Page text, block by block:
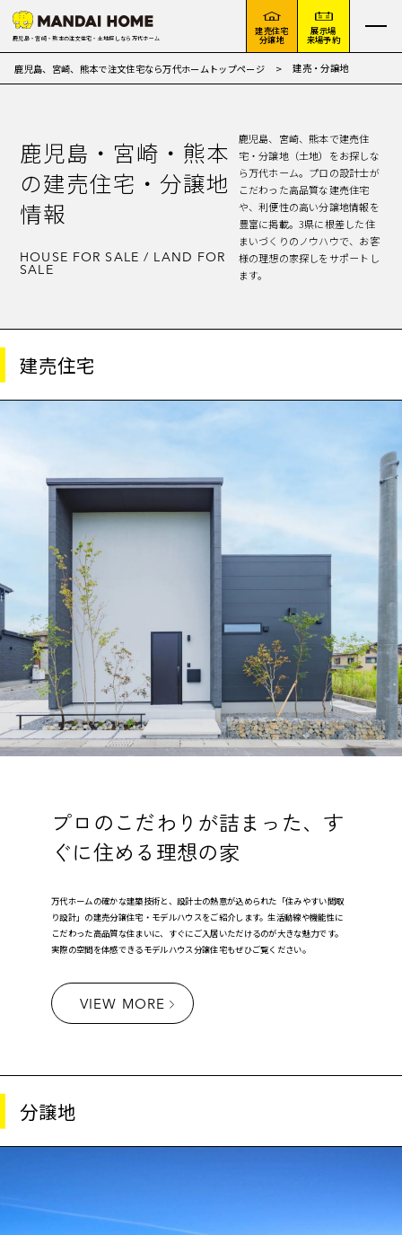
鹿児島・宮崎・熊本の注文住宅・土地探しなら万代ホーム
建売住宅
分譲地
展示場
来場予約
鹿児島、宮崎、熊本で注文住宅なら万代ホームトップページ 建売・分譲地
鹿児島・宮崎・熊本
の建売住宅・分譲地
情報
HOUSE FOR SALE / LAND FOR
SALE
鹿児島、宮崎、熊本で建売住
宅・分譲地（土地）をお探しな
ら万代ホーム。プロの設計士が
こだわった高品質な建売住宅
や、利便性の高い分譲地情報を
豊富に掲載。3県に根差した住
まいづくりのノウハウで、お客
様の理想の家探しをサポートし
ます。
建売住宅
プロのこだわりが詰まった、す
ぐに住める理想の家
万代ホームの確かな建築技術と、設計士の熱意が込められた「住みやすい間取
り設計」の建売分譲住宅・モデルハウスをご紹介します。生活動線や機能性に
こだわった高品質な住まいに、すぐにご入居いただけるのが大きな魅力です。
実際の空間を体感できるモデルハウス分譲住宅もぜひご覧ください。
VIEW MORE
分譲地